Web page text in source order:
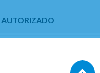
AUTORIZADO